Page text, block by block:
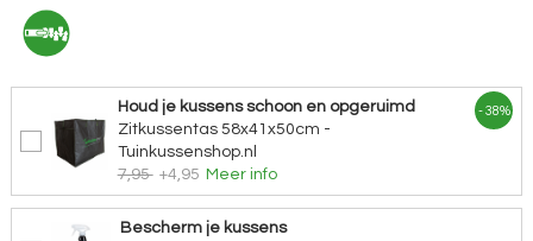
Houd je kussens schoon en opgeruimd
Zitkussentas 58x41x50cm -
Tuinkussenshop.nl
7,95 +4,95 Meer info
- 38%
Bescherm je kussens